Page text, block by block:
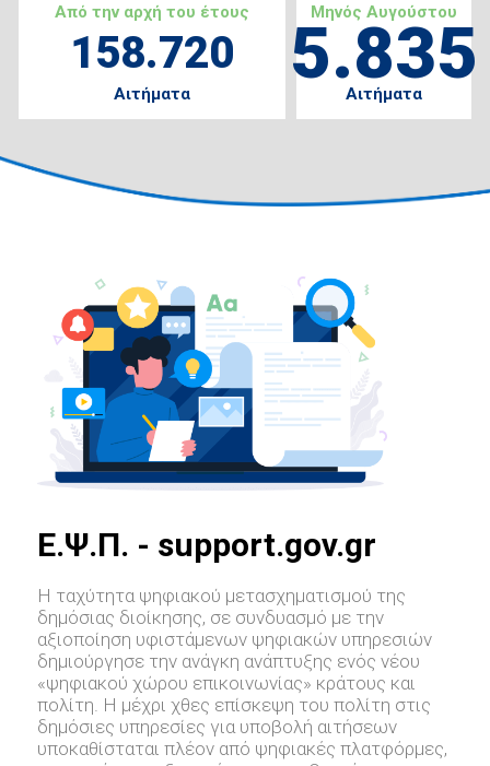
Από την αρχή του έτους
158.720
Αιτήματα
Μηνός Αυγούστου
5.835
Αιτήματα
E.Ψ.Π. - support.gov.gr
Η ταχύτητα ψηφιακού μετασχηματισμού της
δημόσιας διοίκησης, σε συνδυασμό με την
αξιοποίηση υφιστάμενων ψηφιακών υπηρεσιών
δημιούργησε την ανάγκη ανάπτυξης ενός νέου
«ψηφιακού χώρου επικοινωνίας» κράτους και
πολίτη. Η μέχρι χθες επίσκεψη του πολίτη στις
δημόσιες υπηρεσίες για υποβολή αιτήσεων
υποκαθίσταται πλέον από ψηφιακές πλατφόρμες,